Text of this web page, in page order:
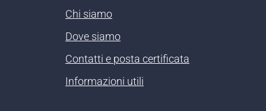
Chi siamo
Dove siamo
Contatti e posta certificata
Informazioni utili